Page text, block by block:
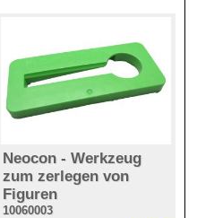
Neocon - Werkzeug
zum zerlegen von
Figuren
10060003